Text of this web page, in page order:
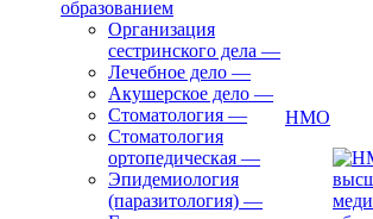
образованием
Организация
сестринского дела —
Лечебное дело —
Акушерское дело —
Стоматология —
Стоматология
ортопедическая —
Эпидемиология
(паразитология) —
НМО